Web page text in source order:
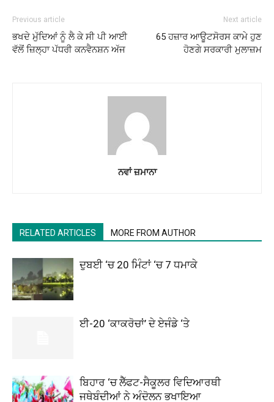
Previous article
ਭਖਦੇ ਮੁੱਦਿਆਂ ਨੂੰ ਲੈ ਕੇ ਸੀ ਪੀ ਆਈ
ਵੱਲੋਂ ਜ਼ਿਲ੍ਹਾ ਪੱਧਰੀ ਕਨਵੈਨਸ਼ਨ ਅੱਜ
Next article
65 ਹਜ਼ਾਰ ਆਊਟਸੋਰਸ ਕਾਮੇ ਹੁਣ
ਹੋਣਗੇ ਸਰਕਾਰੀ ਮੁਲਾਜ਼ਮ
ਨਵਾਂ ਜ਼ਮਾਨਾ
RELATED ARTICLES MORE FROM AUTHOR
ਦੁਬਈ ‘ਚ 20 ਮਿੰਟਾਂ ‘ਚ 7 ਧਮਾਕੇ
ਈ-20 ‘ਕਾਕਰੋਚਾਂ’ ਦੇ ਏਜੰਡੇ ‘ਤੇ
ਬਿਹਾਰ ‘ਚ ਲੈੱਫਟ-ਸੈਕੂਲਰ ਵਿਦਿਆਰਥੀ
ਜਥੇਬੰਦੀਆਂ ਨੇ ਅੰਦੋਲਨ ਭਖਾਇਆ